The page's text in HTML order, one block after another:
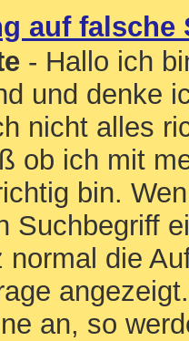
auf falsche
- Hallo ich
und denke
nicht alles
ob ich mit
bin.
Suchbegriff
normal die
an, so